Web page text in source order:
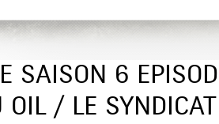
SAISON 6
OIL / LE